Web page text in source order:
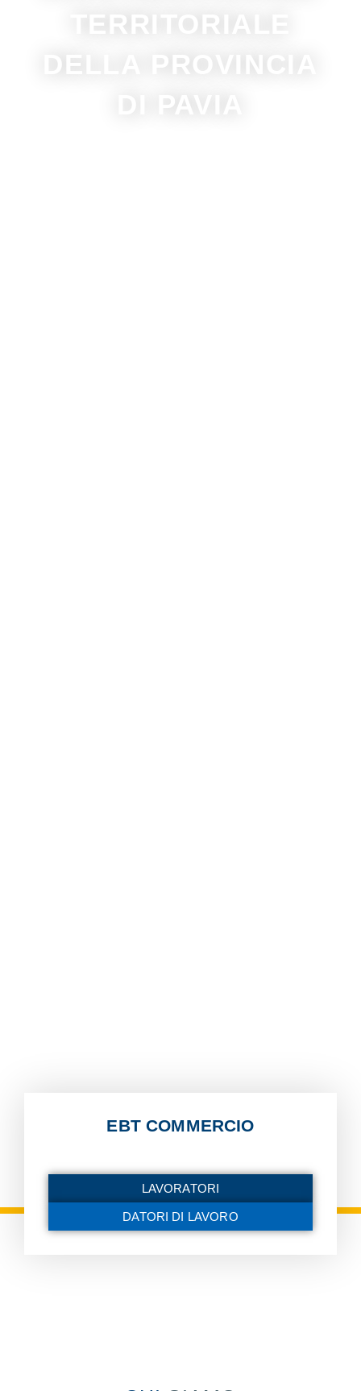
TERRITORIALE
DELLA PROVINCIA
EBT COMMERCIO
LAVORATORI
DATORI DI LAVORO